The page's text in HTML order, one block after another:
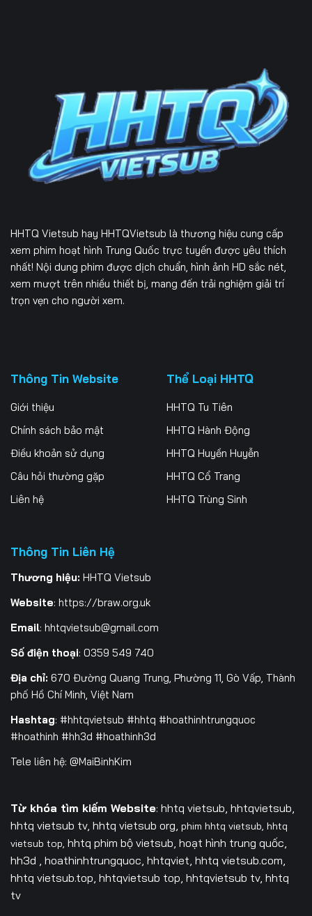
HHTQ Vietsub hay HHTQVietsub là thương hiệu cung cấp
xem phim hoạt hình Trung Quốc trực tuyến được yêu thích
nhất! Nội dung phim được dịch chuẩn, hình ảnh HD sắc nét,
xem mượt trên nhiều thiết bị, mang đến trải nghiệm giải trí
trọn vẹn cho người xem.
Thông Tin Website
Giới thiệu
Chính sách bảo mật
Điều khoản sử dụng
Câu hỏi thường gặp
Liên hệ
Thể Loại HHTQ
HHTQ Tu Tiên
HHTQ Hành Động
HHTQ Huyền Huyễn
HHTQ Cổ Trang
HHTQ Trùng Sinh
Thông Tin Liên Hệ
Thương hiệu: HHTQ Vietsub
Website: https://braw.org.uk
Email: hhtqvietsub@gmail.com
Số điện thoại: 0359 549 740
Địa chỉ: 670 Đường Quang Trung, Phường 11, Gò Vấp, Thành
phố Hồ Chí Minh, Việt Nam
Hashtag: #hhtqvietsub #hhtq #hoathinhtrungquoc
#hoathinh #hh3d #hoathinh3d
Tele liên hệ: @MaiBinhKim
Từ khóa tìm kiếm Website: hhtq vietsub, hhtqvietsub,
hhtq vietsub tv, hhtq vietsub org, phim hhtq vietsub, hhtq
vietsub top, hhtq phim bộ vietsub, hoạt hình trung quốc,
hh3d , hoathinhtrungquoc, hhtqviet, hhtq vietsub.com,
hhtq vietsub.top, hhtqvietsub top, hhtqvietsub tv, hhtq
tv